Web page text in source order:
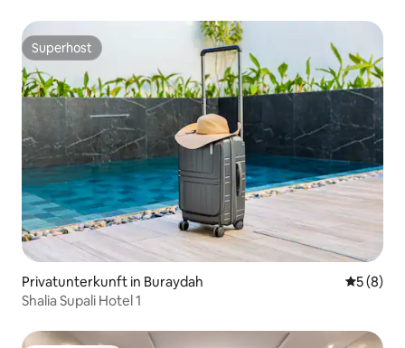
Superhost
Superhost
Privatunterkunft in Buraydah
5 (8)
Shalia Supali Hotel 1